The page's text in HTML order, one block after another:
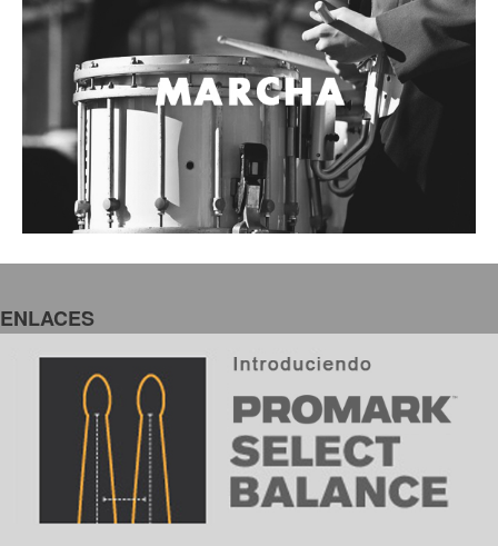
ENLACES